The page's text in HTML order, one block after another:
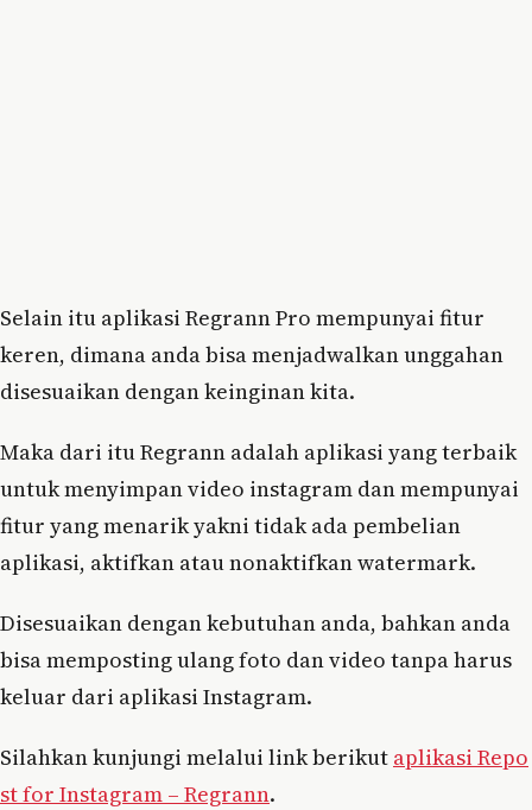
Selain itu aplikasi Regrann Pro mempunyai fitur
keren, dimana anda bisa menjadwalkan unggahan
disesuaikan dengan keinginan kita.
Maka dari itu Regrann adalah aplikasi yang terbaik
untuk menyimpan video instagram dan mempunyai
fitur yang menarik yakni tidak ada pembelian
aplikasi, aktifkan atau nonaktifkan watermark.
Disesuaikan dengan kebutuhan anda, bahkan anda
bisa memposting ulang foto dan video tanpa harus
keluar dari aplikasi Instagram.
Silahkan kunjungi melalui link berikut aplikasi Repo
st for Instagram – Regrann.